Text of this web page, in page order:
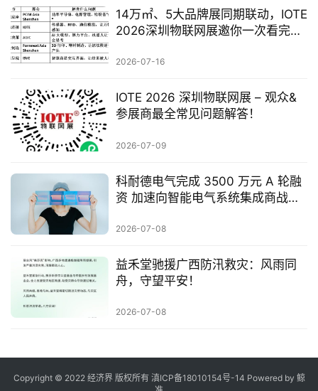
14万㎡、5大品牌展同期联动，IOTE
2026深圳物联网展邀你一次看完全
2026-07-16
IOTE 2026 深圳物联网展 – 观众&
参展商最全常见问题解答！
2026-07-09
科耐德电气完成 3500 万元 A 轮融
资 加速向智能电气系统集成商战略
2026-07-08
​益禾堂驰援广西防汛救灾：风雨同
舟，守望平安！
2026-07-08
Copyright © 2022 经济界 版权所有 滇ICP备18010154号-14 Powered by 鲸